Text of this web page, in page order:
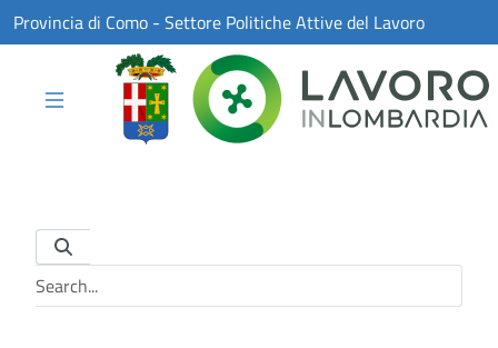
Skip to Main Content
Provincia di Como - Settore Politiche Attive del Lavoro
Search Bar